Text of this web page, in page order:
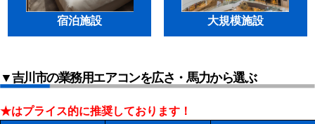
宿泊施設 大規模施設
▼吉川市の業務用エアコンを広さ・馬力から選ぶ
★はプライス的に推奨しております！